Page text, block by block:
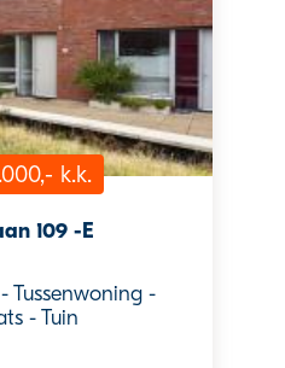
k.k.
109 -E
-Tussenwoning -
-Tuin